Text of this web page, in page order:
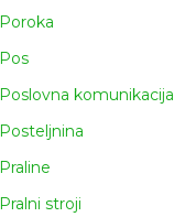
Poroka
Pos
Poslovna komunikacija
Posteljnina
Praline
Pralni stroji